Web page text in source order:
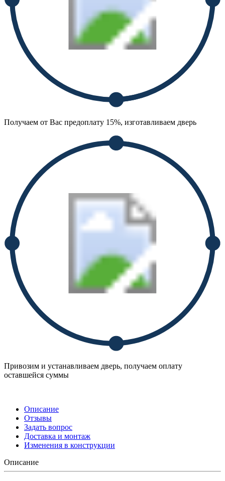
Получаем от Вас предоплату 15%, изготавливаем дверь
Привозим и устанавливаем дверь, получаем оплату
оставшейся суммы
Описание
Отзывы
Задать вопрос
Доставка и монтаж
Изменения в конструкции
Описание